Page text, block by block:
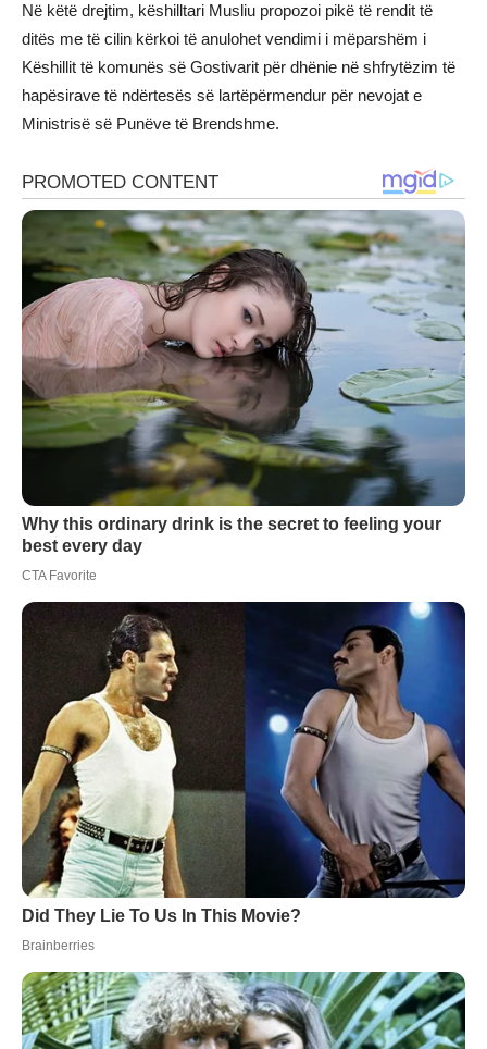
Në këtë drejtim, këshilltari Musliu propozoi pikë të rendit të
ditës me të cilin kërkoi të anulohet vendimi i mëparshëm i
Këshillit të komunës së Gostivarit për dhënie në shfrytëzim të
hapësirave të ndërtesës së lartëpërmendur për nevojat e
Ministrisë së Punëve të Brendshme.